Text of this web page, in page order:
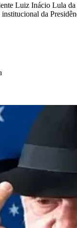
Luiz Inácio Lula
da